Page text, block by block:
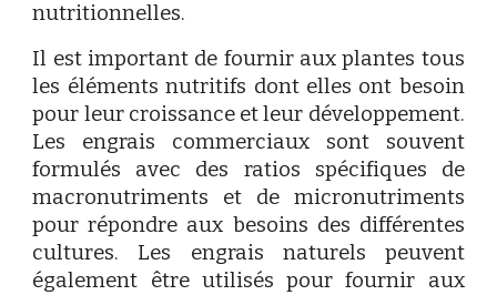
nutritionnelles.
Il est important de fournir aux plantes tous
les éléments nutritifs dont elles ont besoin
pour leur croissance et leur développement.
Les engrais commerciaux sont souvent
formulés avec des ratios spécifiques de
macronutriments et de micronutriments
pour répondre aux besoins des différentes
cultures. Les engrais naturels peuvent
également être utilisés pour fournir aux